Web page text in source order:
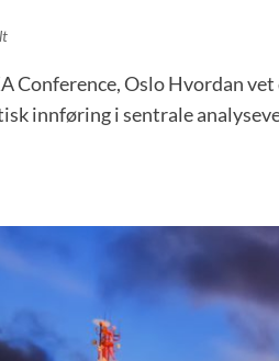
Conference, Oslo Hvordan
innføring i sentrale